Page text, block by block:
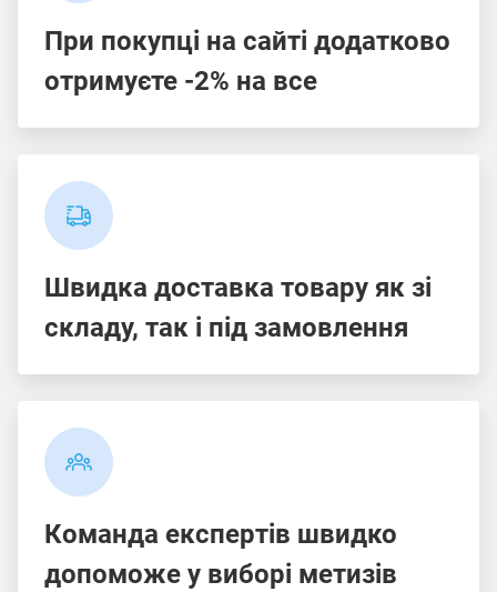
При покупці на сайті додатково
отримуєте -2% на все
Швидка доставка товару як зі
складу, так і під замовлення
Команда експертів швидко
допоможе у виборі метизів